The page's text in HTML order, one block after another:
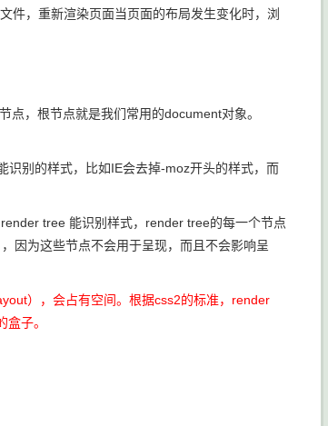
件，重新渲染页面当页面的布局发生变化时，浏
，根节点就是我们常用的document对象。
识别的样式，比如IE会去掉-moz开头的样式，而
tree 能识别样式，render tree的每一个节点
因为这些节点不会用于呈现，而且不会影响呈
），会占有空间。根据css2的标准，render
子。